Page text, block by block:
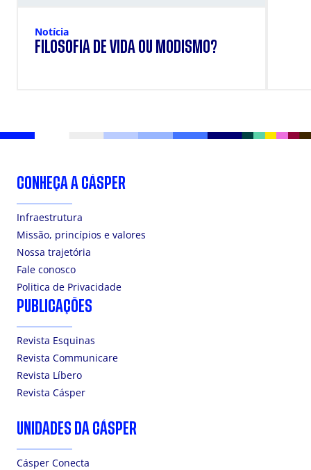
Notícia
FILOSOFIA DE VIDA OU MODISMO?
CONHEÇA A CÁSPER
Infraestrutura
Missão, princípios e valores
Nossa trajetória
Fale conosco
Politica de Privacidade
PUBLICAÇÕES
Revista Esquinas
Revista Communicare
Revista Líbero
Revista Cásper
UNIDADES DA CÁSPER
Cásper Conecta